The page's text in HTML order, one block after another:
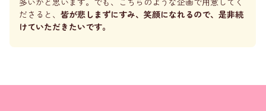
ださると、 皆が悲しまずにすみ、笑顔になれるので、是非続
けていただきたいです。